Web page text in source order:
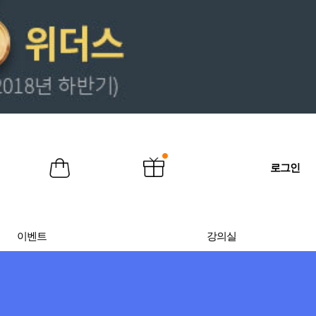
로그인
이벤트 강의실